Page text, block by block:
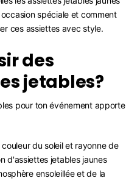
spéciale et comment
ces assiettes avec style.
des
jetables?
pour ton événement apporte
du soleil et rayonne de
d'assiettes jetables jaunes
ensoleillée et de la